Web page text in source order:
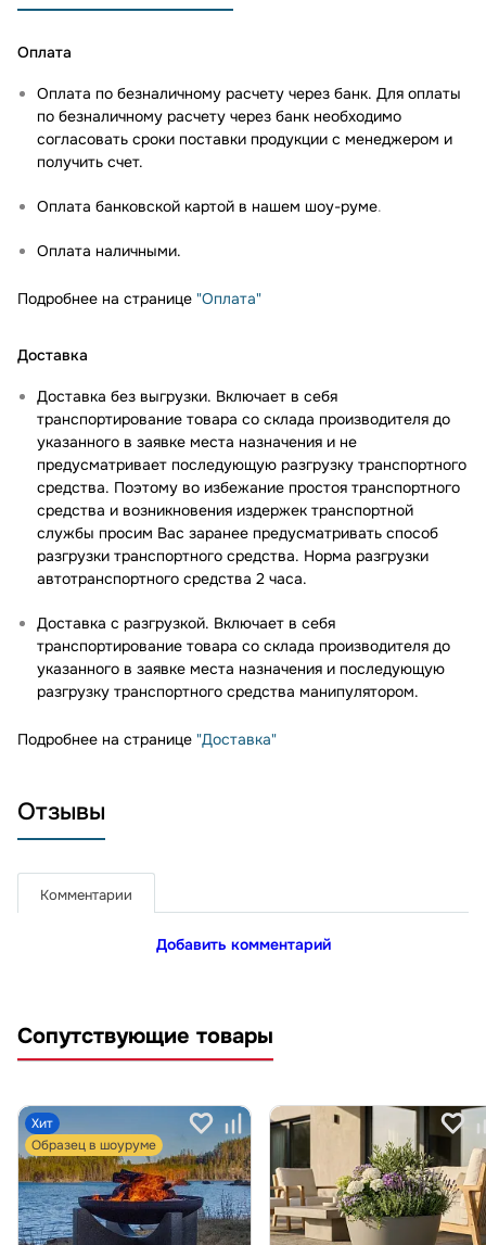
Оплата
Оплата по безналичному расчету через банк. Для оплаты
по безналичному расчету через банк необходимо
согласовать сроки поставки продукции с менеджером и
получить счет.
Оплата банковской картой в нашем шоу-руме.
Оплата наличными.
Подробнее на странице "Оплата"
Доставка
Доставка без выгрузки. Включает в себя
транспортирование товара со склада производителя до
указанного в заявке места назначения и не
предусматривает последующую разгрузку транспортного
средства. Поэтому во избежание простоя транспортного
средства и возникновения издержек транспортной
службы просим Вас заранее предусматривать способ
разгрузки транспортного средства. Норма разгрузки
автотранспортного средства 2 часа.
Доставка с разгрузкой. Включает в себя
транспортирование товара со склада производителя до
указанного в заявке места назначения и последующую
разгрузку транспортного средства манипулятором.
Подробнее на странице "Доставка"
Отзывы
Комментарии
Добавить комментарий
Сопутствующие товары
Хит
Образец в шоуруме